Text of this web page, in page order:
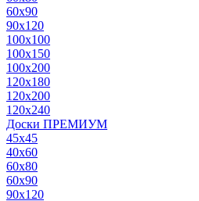
60x90
90x120
100x100
100x150
100x200
120x180
120x200
120x240
Доски ПРЕМИУМ
45x45
40x60
60x80
60x90
90x120